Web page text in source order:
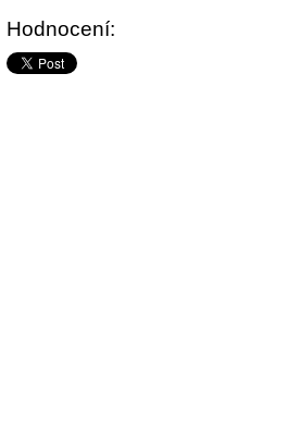
Hodnocení: